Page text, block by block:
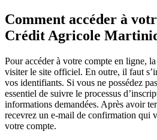
Comment accéder à
Crédit Agricole
Pour accéder à votre compte en ligne,
visiter le site officiel. En outre, il faut
vos identifiants. Si vous ne possédez
essentiel de suivre le processus
informations demandées. Après avoir
recevrez un e-mail de confirmation qui
votre compte.